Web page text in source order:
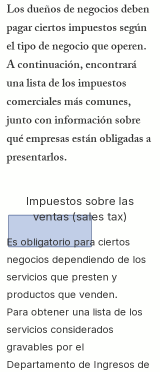
Los dueños de negocios deben
pagar ciertos impuestos según
el tipo de negocio que operen.
A continuación, encontrará
una lista de los impuestos
comerciales más comunes,
junto con información sobre
qué empresas están obligadas a
presentarlos.
Impuestos sobre las
ventas (sales tax)
Es obligatorio para ciertos
negocios dependiendo de los
servicios que presten y
productos que venden.
Para obtener una lista de los
servicios considerados
gravables por el
Departamento de Ingresos de